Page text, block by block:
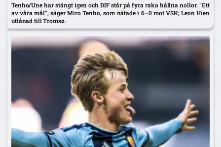
Tenho/Une har stängt igen och DIF står på fyra raka hållna nollor. "Ett
av våra mål", säger Miro Tenho, som nätade i 6–0 mot VSK; Leon Hien
utlånad till Tromsø.